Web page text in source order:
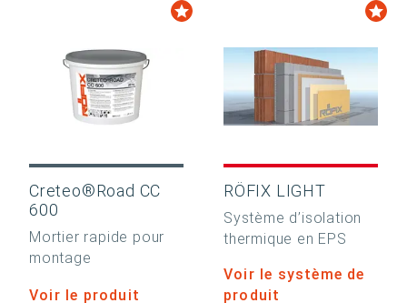
Creteo®Road CC
600
Mortier rapide pour
montage
Voir le produit
RÖFIX LIGHT
Système d’isolation
thermique en EPS
Voir le système de
produit